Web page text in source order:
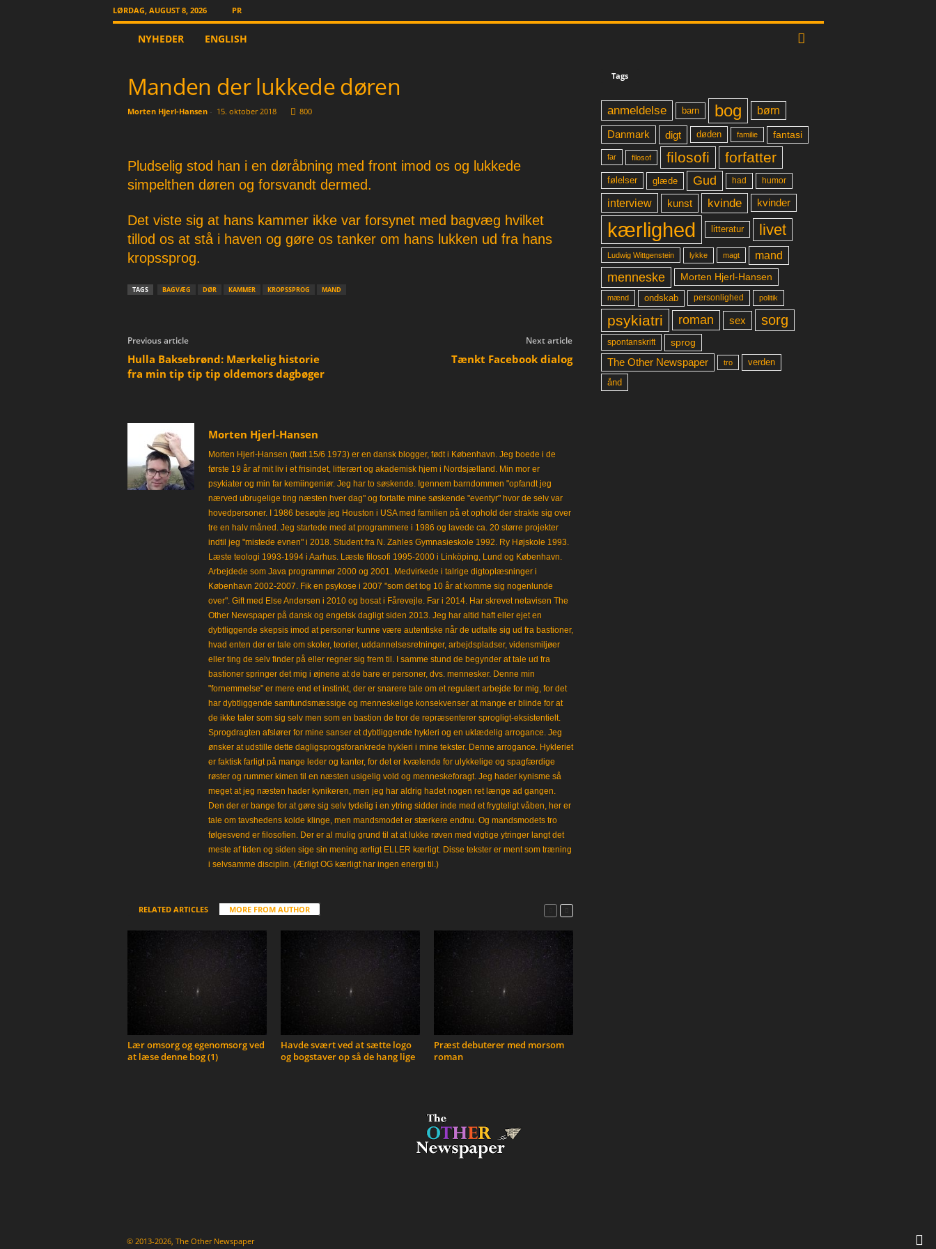
LØRDAG, AUGUST 8, 2026
PR
T
NYHEDER ENGLISH
Manden der lukkede døren
Morten Hjerl-Hansen- 15. oktober 2018 800
Pludselig stod han i en døråbning med front imod os og lukkede
simpelthen døren og forsvandt dermed.
Det viste sig at hans kammer ikke var forsynet med bagvæg hvilket
tillod os at stå i haven og gøre os tanker om hans lukken ud fra hans
kropssprog.
TAGS BAGVÆG DØR KAMMER KROPSSPROG MAND
Previous article
Hulla Baksebrønd: Mærkelig historie
fra min tip tip tip oldemors dagbøger
Next article
Tænkt Facebook dialog
Morten Hjerl-Hansen
Morten Hjerl-Hansen (født 15/6 1973) er en dansk blogger, født i København. Jeg boede i de
første 19 år af mit liv i et frisindet, litterært og akademisk hjem i Nordsjælland. Min mor er
psykiater og min far kemiingeniør. Jeg har to søskende. Igennem barndommen "opfandt jeg
nærved ubrugelige ting næsten hver dag" og fortalte mine søskende "eventyr" hvor de selv var
hovedpersoner. I 1986 besøgte jeg Houston i USA med familien på et ophold der strakte sig over
tre en halv måned. Jeg startede med at programmere i 1986 og lavede ca. 20 større projekter
indtil jeg "mistede evnen" i 2018. Student fra N. Zahles Gymnasieskole 1992. Ry Højskole 1993.
Læste teologi 1993-1994 i Aarhus. Læste filosofi 1995-2000 i Linköping, Lund og København.
Arbejdede som Java programmør 2000 og 2001. Medvirkede i talrige digtoplæsninger i
København 2002-2007. Fik en psykose i 2007 "som det tog 10 år at komme sig nogenlunde
over". Gift med Else Andersen i 2010 og bosat i Fårevejle. Far i 2014. Har skrevet netavisen The
Other Newspaper på dansk og engelsk dagligt siden 2013. Jeg har altid haft eller ejet en
dybtliggende skepsis imod at personer kunne være autentiske når de udtalte sig ud fra bastioner,
hvad enten der er tale om skoler, teorier, uddannelsesretninger, arbejdspladser, vidensmiljøer
eller ting de selv finder på eller regner sig frem til. I samme stund de begynder at tale ud fra
bastioner springer det mig i øjnene at de bare er personer, dvs. mennesker. Denne min
"fornemmelse" er mere end et instinkt, der er snarere tale om et regulært arbejde for mig, for det
har dybtliggende samfundsmæssige og menneskelige konsekvenser at mange er blinde for at
de ikke taler som sig selv men som en bastion de tror de repræsenterer sprogligt-eksistentielt.
Sprogdragten afslører for mine sanser et dybtliggende hykleri og en uklædelig arrogance. Jeg
ønsker at udstille dette dagligsprogsforankrede hykleri i mine tekster. Denne arrogance. Hykleriet
er faktisk farligt på mange leder og kanter, for det er kvælende for ulykkelige og spagfærdige
røster og rummer kimen til en næsten usigelig vold og menneskeforagt. Jeg hader kynisme så
meget at jeg næsten hader kynikeren, men jeg har aldrig hadet nogen ret længe ad gangen.
Den der er bange for at gøre sig selv tydelig i en ytring sidder inde med et frygteligt våben, her er
tale om tavshedens kolde klinge, men mandsmodet er stærkere endnu. Og mandsmodets tro
følgesvend er filosofien. Der er al mulig grund til at at lukke røven med vigtige ytringer langt det
meste af tiden og siden sige sin mening ærligt ELLER kærligt. Disse tekster er ment som træning
i selvsamme disciplin. (Ærligt OG kærligt har ingen energi til.)
RELATED ARTICLES MORE FROM AUTHOR
Lær omsorg og egenomsorg ved
at læse denne bog (1)
Havde svært ved at sætte logo
og bogstaver op så de hang lige
Præst debuterer med morsom
roman
Tags
anmeldelse barn bog børn
Danmark digt døden familie fantasi
far filosof filosofi forfatter
følelser glæde Gud had humor
interview kunst kvinde kvinder
kærlighed litteratur livet
Ludwig Wittgenstein lykke magt mand
menneske Morten Hjerl-Hansen
mænd ondskab personlighed politik
psykiatri roman sex sorg
spontanskrift sprog
The Other Newspaper tro verden
ånd
© 2013-2026, The Other Newspaper